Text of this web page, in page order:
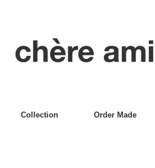
Collection Order Made